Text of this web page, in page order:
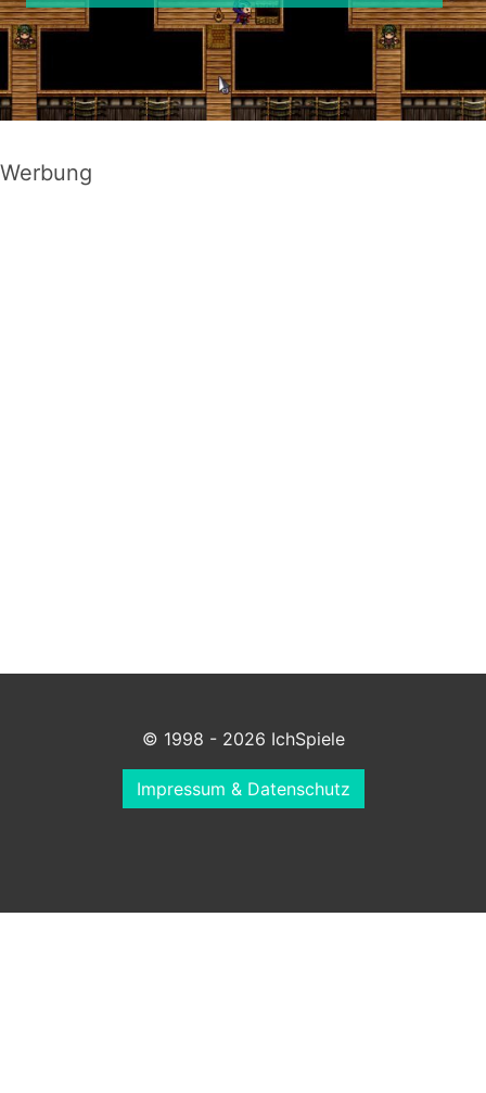
Werbung
© 1998 - 2026 IchSpiele
Impressum & Datenschutz